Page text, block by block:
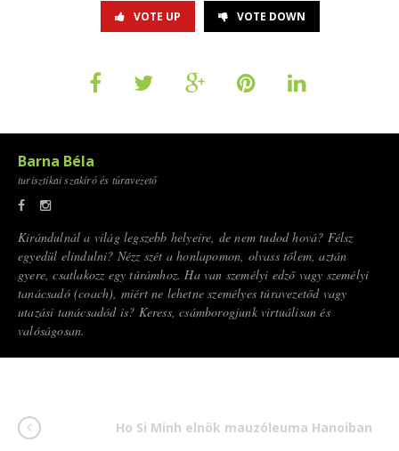
VOTE UP VOTE DOWN
Barna Béla
turisztikai szakíró és túravezető
Kirándulnál a világ legszebb helyeire, de nem tudod hová? Félsz
egyedül elindulni? Nézz szét a honlapomon, olvass tőlem, aztán
gyere, csatlakozz egy túrámhoz. Ha van személyi edző vagy személyi
tanácsadó (coach), miért ne lehetne személyes túravezetőd vagy
utazási tanácsadód is? Keress, csámborogjunk virtuálisan és
valóságosan.
Ho Si Minh elnök mauzóleuma Hanoiban